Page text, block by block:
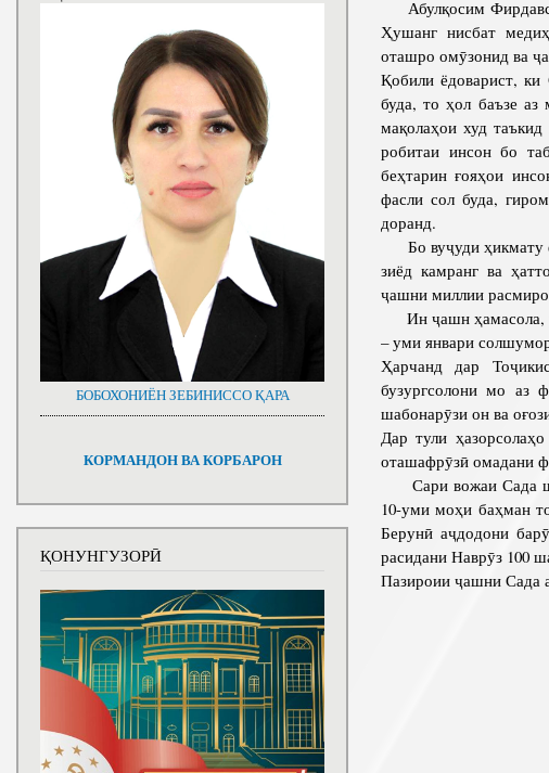
Абулқосим
Ҳушанг нисбат
оташро омӯзонид ва
Қобили ёдоварист,
буда, то ҳол баъзе
мақолаҳои худ
робитаи инсон бо
беҳтарин ғояҳои
фасли сол буда,
доранд.
Бо вуҷуди ҳикмату
зиёд камранг ва
ҷашни миллии
Ин ҷашн ҳамасола,
– уми январи
Ҳарчанд дар
бузургсолони мо аз
шабонарӯзи он ва
Дар тули
оташафрӯзӣ омадани
Сари вожаи Сада
10-уми моҳи баҳман
Берунӣ аҷдодони
расидани Наврӯз 100
Пазироии ҷашни Сада
БОБОХОНИЁН ЗЕБИНИССО ҚАРА
КОРМАНДОН ВА КОРБАРОН
ҚОНУНГУЗОРӢ